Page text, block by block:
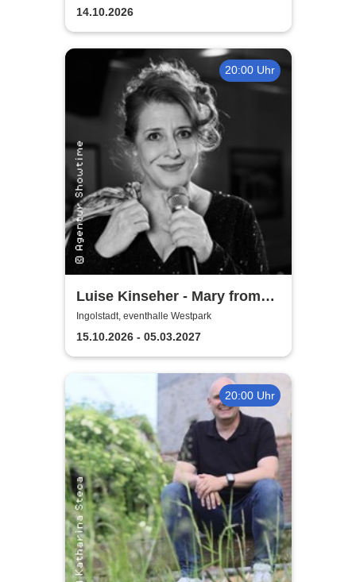
Klavierkonzert - Ludovico
Einaudi Tribute bei
Kerzenschein
14.10.2026
20:00 Uhr
Luise Kinseher - Mary from
Bavary - Endlich Solo!
Ingolstadt, eventhalle Westpark
15.10.2026 - 05.03.2027
20:00 Uhr